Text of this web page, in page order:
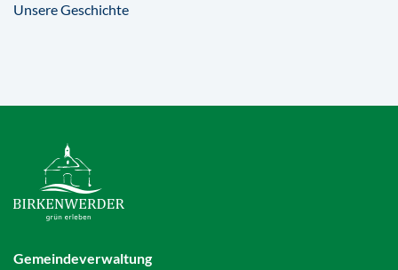
Unsere Geschichte
Gemeindeverwaltung